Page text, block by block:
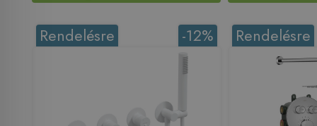
-12%
Rendelésre Rendelésre